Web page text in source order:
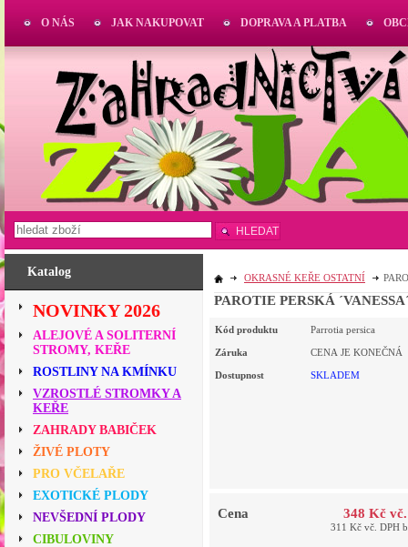
Katalog
NOVINKY 2026
ALEJOVÉ A SOLITERNÍ
STROMY, KEŘE
ROSTLINY NA KMÍNKU
VZROSTLÉ STROMKY A
KEŘE
ZAHRADY BABIČEK
ŽIVÉ PLOTY
PRO VČELAŘE
EXOTICKÉ PLODY
NEVŠEDNÍ PLODY
CIBULOVINY
OKRASNÉ KEŘE OSTATNÍ
PAROTIE PERSKÁ
Kód produktu Parrotia persica
Záruka CENA JE KONEČNÁ
Dostupnost SKLADEM
Cena 348 Kč
311 Kč vč. DPH
O NÁS JAK NAKUPOVAT DOPRAVA A PLATBA
HLEDAT